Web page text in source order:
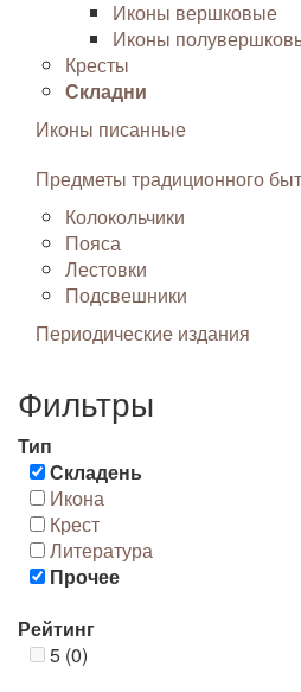
Иконы вершковые
Иконы
Кресты
Складни
Иконы писанные
Предметы традиционного
Колокольчики
Пояса
Лестовки
Подсвешники
Периодические издания
Фильтры
Тип
Складень
Икона
Крест
Литература
Прочее
Рейтинг
5 (0)